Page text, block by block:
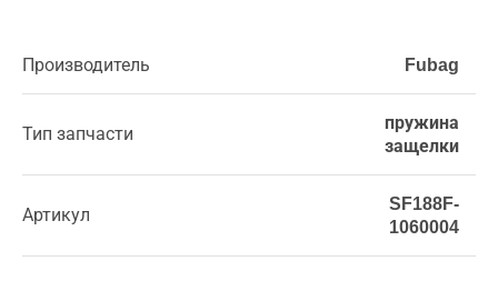
Производитель Fubag
Тип запчасти
пружина
защелки
Артикул
SF188F-
1060004